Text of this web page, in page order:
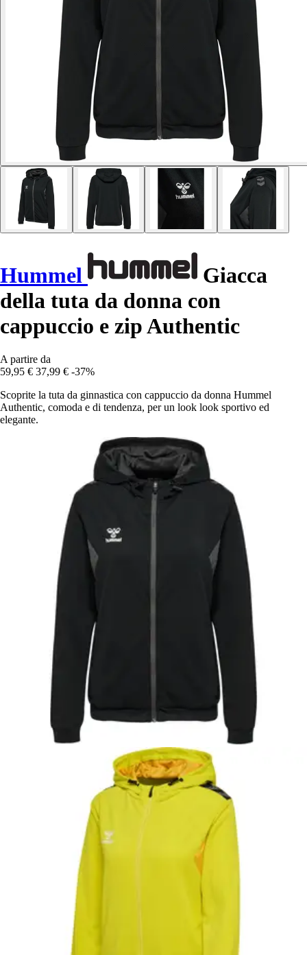
Hummel
Giacca
della tuta da donna con
cappuccio e zip Authentic
A partire da
59,95 € 37,99 € -37%
Scoprite la tuta da ginnastica con cappuccio da donna Hummel
Authentic, comoda e di tendenza, per un look look sportivo ed
elegante.